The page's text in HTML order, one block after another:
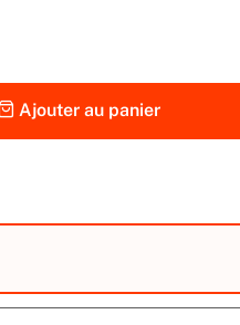
Ajouter au panier